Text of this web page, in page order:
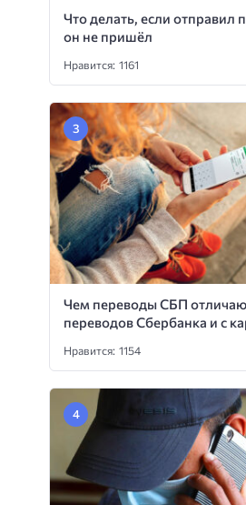
Что делать, если отправил
он не пришёл
Нравится: 1161
Чем переводы СБП
переводов Сбербанка и с
Нравится: 1154